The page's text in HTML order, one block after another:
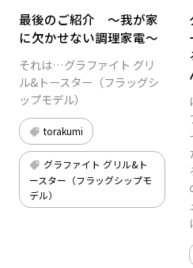
最後のご紹介 ～我が家
に欠かせない調理家電～
それは…グラファイト グリ
ル&トースター（フラッグシ
ップモデル）
torakumi
グラファイト グリル&ト
ースター（フラッグシップモ
デル）